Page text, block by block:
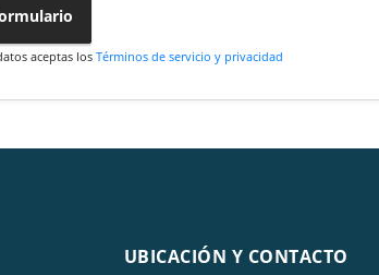
aceptas losTérminos de servicio y privacidad
UBICACIÓN Y CONTACTO